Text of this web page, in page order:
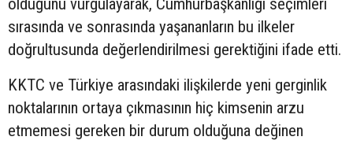
sırasında ve sonrasında yaşananların bu ilkeler
doğrultusunda değerlendirilmesi gerektiğini ifade etti.
KKTC ve Türkiye arasındaki ilişkilerde yeni gerginlik
noktalarının ortaya çıkmasının hiç kimsenin arzu
etmemesi gereken bir durum olduğuna değinen